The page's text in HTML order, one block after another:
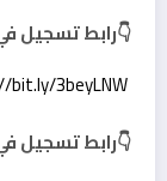
👇رابط تسجيل في
👇رابط تسجيل